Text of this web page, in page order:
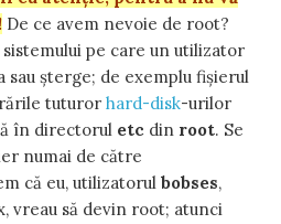
De ce avem nevoie de root?
pe care un utilizator
sau șterge; de exemplu fișierul
tuturorhard-disk-urilor
în directorul etc din root. Se
numai de către
că eu, utilizatorulbobses,
vreau să devin root; atunci